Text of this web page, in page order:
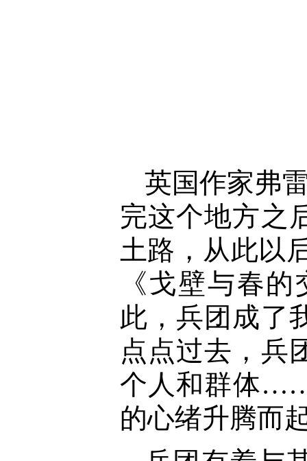
英国作家弗
完这个地方之
土路，从此以
《戈壁与春
此，兵团成了
点点过去，兵
个人和群体
的心绪升腾而